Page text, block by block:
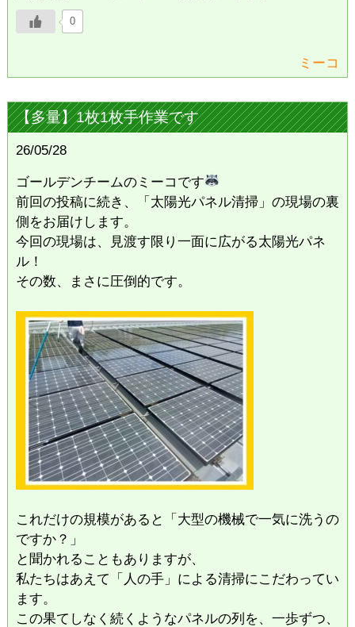
0
ミーコ
【多量】1枚1枚手作業です
26/05/28
ゴールデンチームのミーコです
前回の投稿に続き、「太陽光パネル清掃」の現場の裏
側をお届けします。
​今回の現場は、見渡す限り一面に広がる太陽光パネ
ル！
その数、まさに圧倒的です。
​これだけの規模があると「大型の機械で一気に洗うの
ですか？」
と聞かれることもありますが、
私たちはあえて「人の手」による清掃にこだわってい
ます。
この果てしなく続くようなパネルの列を、一歩ずつ、